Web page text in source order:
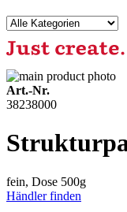
Art.-Nr.
38238000
fein, Dose 500g
Händler finden